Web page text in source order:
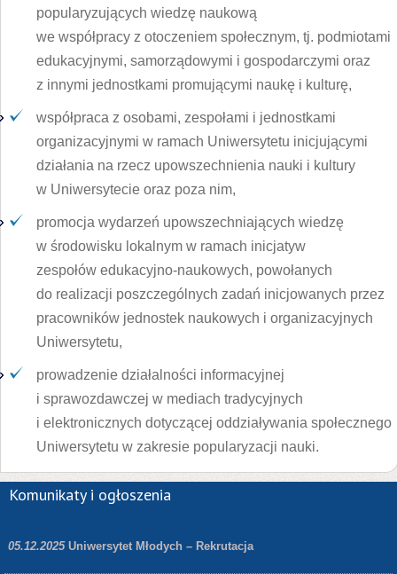
popularyzujących wiedzę naukową
we współpracy z otoczeniem społecznym, tj. podmiotami
edukacyjnymi, samorządowymi i gospodarczymi oraz
z innymi jednostkami promującymi naukę i kulturę,
współpraca z osobami, zespołami i jednostkami
organizacyjnymi w ramach Uniwersytetu inicjującymi
działania na rzecz upowszechnienia nauki i kultury
w Uniwersytecie oraz poza nim,
promocja wydarzeń upowszechniających wiedzę
w środowisku lokalnym w ramach inicjatyw
zespołów edukacyjno-naukowych, powołanych
do realizacji poszczególnych zadań inicjowanych przez
pracowników jednostek naukowych i organizacyjnych
Uniwersytetu,
prowadzenie działalności informacyjnej
i sprawozdawczej w mediach tradycyjnych
i elektronicznych dotyczącej oddziaływania społecznego
Uniwersytetu w zakresie popularyzacji nauki.
Komunikaty i ogłoszenia
05.12.2025 Uniwersytet Młodych – Rekrutacja